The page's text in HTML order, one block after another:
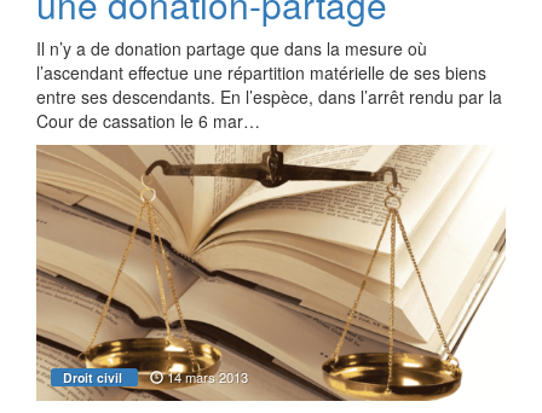
Il n’y a de donation partage que dans la mesure où
l’ascendant effectue une répartition matérielle de ses biens
entre ses descendants. En l’espèce, dans l’arrêt rendu par la
Cour de cassation le 6 mar…
Droit civil 14 mars 2013